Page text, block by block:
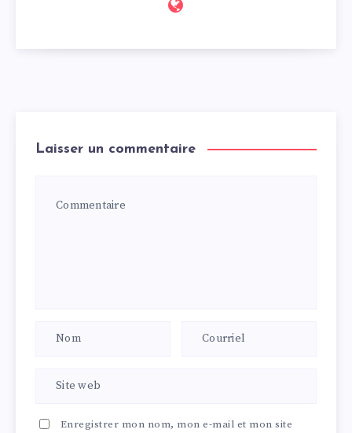
Laisser un commentaire
Enregistrer mon nom, mon e-mail et mon site